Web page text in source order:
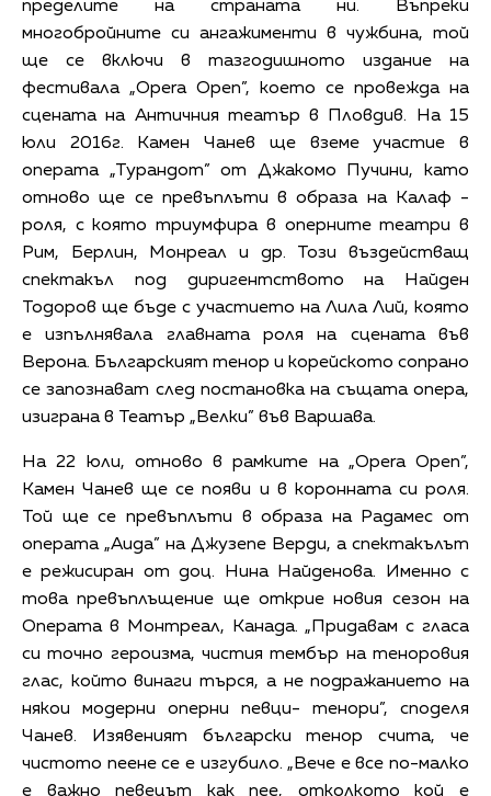
пределите на страната ни. Въпреки
многобройните си ангажименти в чужбина, той
ще се включи в тазгодишното издание на
фестивала „Opera Open”, което се провежда на
сцената на Античния театър в Пловдив. На 15
юли 2016г. Камен Чанев ще вземе участие в
операта „Турандот” от Джакомо Пучини, като
отново ще се превъплъти в образа на Калаф -
роля, с която триумфира в оперните театри в
Рим, Берлин, Монреал и др. Този въздействащ
спектакъл под диригентството на Найден
Тодоров ще бъде с участието на Лила Лий, която
е изпълнявала главната роля на сцената във
Верона. Българският тенор и корейското сопрано
се запознават след постановка на същата опера,
изиграна в Театър „Велки” във Варшава.
На 22 юли, отново в рамките на „Opera Open”,
Камен Чанев ще се появи и в коронната си роля.
Той ще се превъплъти в образа на Радамес от
операта „Аида” на Джузепе Верди, а спектакълът
е режисиран от доц. Нина Найденова. Именно с
това превъплъщение ще открие новия сезон на
Операта в Монтреал, Канада. „Придавам с гласа
си точно героизма, чистия тембър на теноровия
глас, който винаги търся, а не подражанието на
някои модерни оперни певци- тенори”, споделя
Чанев. Изявеният български тенор счита, че
чистото пеене се е изгубило. „Вече е все по-малко
е важно певецът как пее, отколкото кой е